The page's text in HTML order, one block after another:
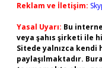
Reklam ve İletişim:
Yasal Uyarı: Bu
veya şahıs şirketi ile
Sitede yalnızca kendi
paylaşılmaktadır.